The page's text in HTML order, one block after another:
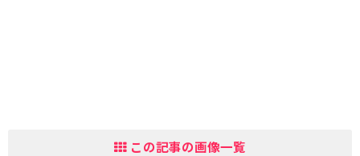
この記事の画像一覧